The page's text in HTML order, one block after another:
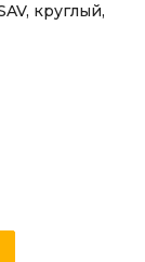
круглый,